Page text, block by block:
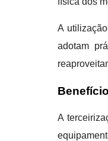
A
adotam
A